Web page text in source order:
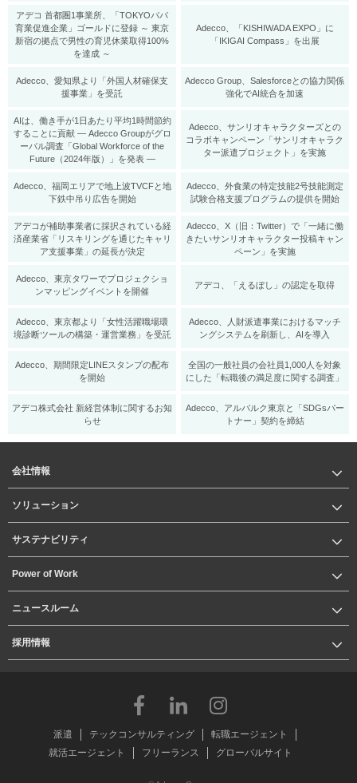
アデコ 首都圏1事業所、「TOKYOパパ
育業促進企業」ゴールドに登録 ～ 東京
新宿の拠点で男性の育児休業取得100%
を達成 ～
Adecco、「KISHIWADA EXPO」に
「IKIGAI Compass」を出展
Adecco、愛知県より「外国人材確保支
援事業」を受託
Adecco Group、Salesforceとの協力関係
強化でAI統合を加速
AIは、働き手が1日あたり平均1時間節約
することに貢献 ― Adecco Groupがグロ
ーバル調査「Global Workforce of the
Future（2024年版）」を発表 ―
Adecco、サンリオキャラクターズとの
コラボキャンペーン「サンリオキャラク
ター派遣プロジェクト」を実施
Adecco、福岡エリアで地上波TVCFと地
下鉄中吊り広告を開始
Adecco、外食業の特定技能2号技能測定
試験合格支援プログラムの提供を開始
アデコが補助事業者に採択されている経
済産業省「リスキリングを通じたキャリ
ア支援事業」の延長が決定
Adecco、X（旧：Twitter）で「一緒に働
きたいサンリオキャラクター投稿キャン
ペーン」を実施
Adecco、東京タワーでプロジェクショ
ンマッピングイベントを開催
アデコ、「えるぼし」の認定を取得
Adecco、東京都より「女性活躍職場環
境診断ツールの構築・運営業務」を受託
Adecco、人財派遣事業におけるマッチ
ングシステムを刷新し、AIを導入
Adecco、期間限定LINEスタンプの配布
を開始
全国の一般社員の会社員1,000人を対象
にした「転職後の満足度に関する調査」
アデコ株式会社 新経営体制に関するお知
らせ
Adecco、アルバルク東京と「SDGsパー
トナー」契約を締結
会社情報
ソリューション
サステナビリティ
Power of Work
ニュースルーム
採用情報
派遣 テックコンサルティング
転職エージェント
就活エージェント
フリーランス グローバルサイト